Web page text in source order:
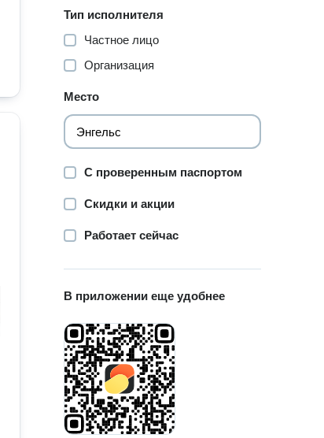
Тип исполнителя
Частное лицо
Организация
Место
С проверенным паспортом
Скидки и акции
Работает сейчас
В приложении еще удобнее